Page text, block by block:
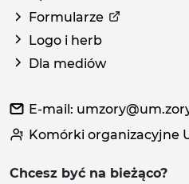
Formularze
Logo i herb
Dla mediów
E-mail:
Komórki organizacyjne
Chcesz być na bieżąco?